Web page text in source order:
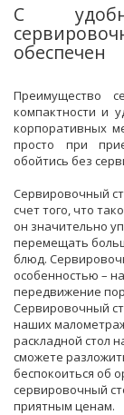
С
обеспечен
Преимущество
компактности и
корпоративных
просто при
обойтись без
Сервировочный
счет того, что
он значительно
перемещать
блюд.
особенностью –
передвижение
Сервировочный
наших
раскладной стол
сможете
беспокоиться об
сервировочный
приятным ценам.